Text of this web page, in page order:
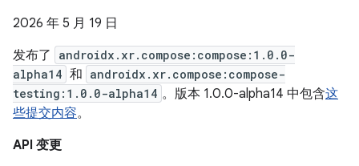
2026 年 5 月 19 日
发布了
androidx.xr.compose:compose:1.0.0-
alpha14 和 androidx.xr.compose:compose-
testing:1.0.0-alpha14 。版本 1.0.0-alpha14 中包含这
些提交内容。
API 变更